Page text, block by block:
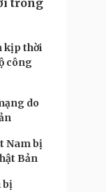
trong
kịp thời
công
do
Nam bị
Bản
bị